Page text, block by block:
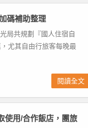
碼補助整理
局共規劃『國人住宿自
尤其自由行旅客每晚最
閱讀全文
使用/合作飯店，團旅